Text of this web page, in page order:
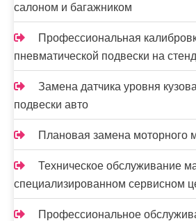
салоном и багажником
Профессиональная
пневматической подвески на
Замена датчика уровня
подвески авто
Плановая замена моторного
Техническое обслуживание
специализированном сервисном
Профессиональное